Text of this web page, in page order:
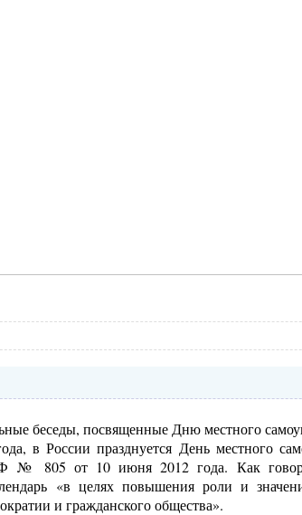
беседы, посвященные Дню местного
в России празднуется День местного
№ 805 от 10 июня 2012 года. Как
«в целях повышения роли и
и гражданского общества».